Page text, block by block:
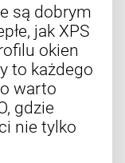
są dobrym
jak XPS
okien
to każdego
warto
gdzie
nie tylko